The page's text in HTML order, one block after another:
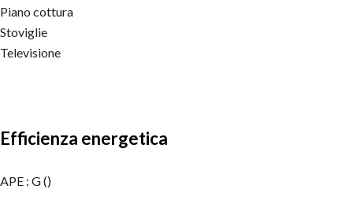
Piano cottura
Stoviglie
Televisione
Efficienza energetica
APE : G ()